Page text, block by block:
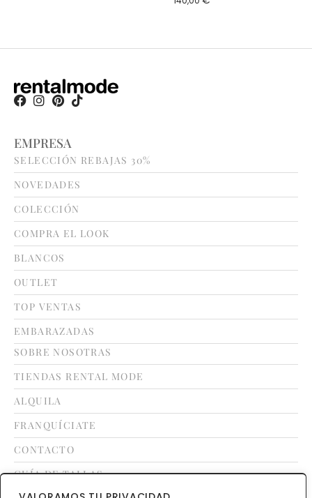
EMPRESA
SELECCIÓN REBAJAS 30%
NOVEDADES
COLECCIÓN
COMPRA EL LOOK
BLANCOS
OUTLET
TOP VENTAS
EMBARAZADAS
SOBRE NOSOTRAS
TIENDAS RENTAL MODE
ALQUILA
FRANQUÍCIATE
CONTACTO
GUÍA DE TALLAS